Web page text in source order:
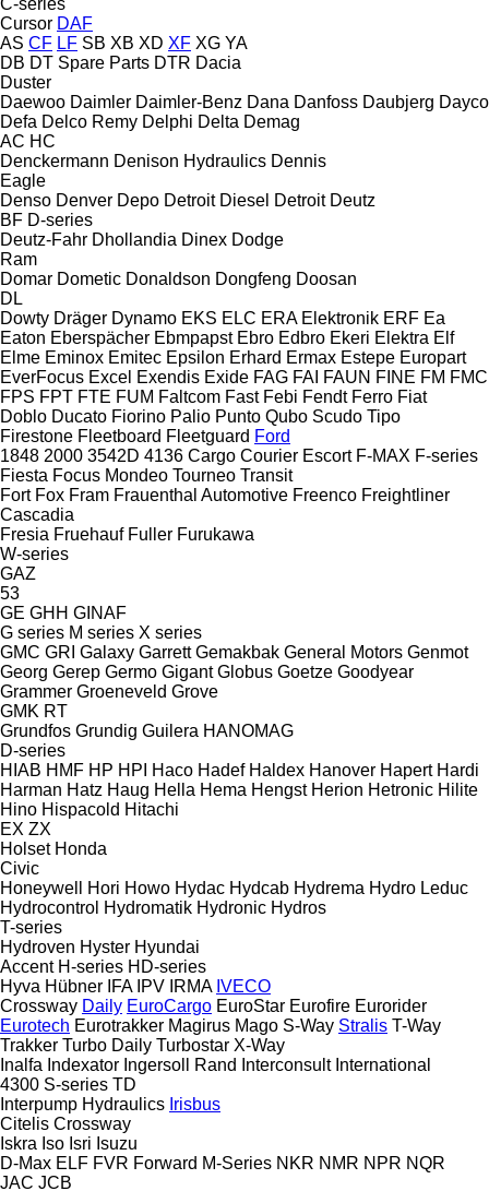
Cursor DAF
AS CF LF SB XB XD XF XG YA
DB DT Spare Parts DTR Dacia
Duster
Daewoo Daimler Daimler-Benz Dana Danfoss Daubjerg Dayco
Defa Delco Remy Delphi Delta Demag
AC HC
Denckermann Denison Hydraulics Dennis
Eagle
Denso Denver Depo Detroit Diesel Detroit Deutz
BF D-series
Deutz-Fahr Dhollandia Dinex Dodge
Ram
Domar Dometic Donaldson Dongfeng Doosan
DL
Dowty Dräger Dynamo EKS ELC ERA Elektronik ERF Ea
Eaton Eberspächer Ebmpapst Ebro Edbro Ekeri Elektra Elf
Elme Eminox Emitec Epsilon Erhard Ermax Estepe Europart
EverFocus Excel Exendis Exide FAG FAI FAUN FINE FM FMC
FPS FPT FTE FUM Faltcom Fast Febi Fendt Ferro Fiat
Doblo Ducato Fiorino Palio Punto Qubo Scudo Tipo
Firestone Fleetboard Fleetguard Ford
1848 2000 3542D 4136 Cargo Courier Escort F-MAX F-series
Fiesta Focus Mondeo Tourneo Transit
Fort Fox Fram Frauenthal Automotive Freenco Freightliner
Cascadia
Fresia Fruehauf Fuller Furukawa
W-series
GAZ
53
GE GHH GINAF
G series M series X series
GMC GRI Galaxy Garrett Gemakbak General Motors Genmot
Georg Gerep Germo Gigant Globus Goetze Goodyear
Grammer Groeneveld Grove
GMK RT
Grundfos Grundig Guilera HANOMAG
D-series
HIAB HMF HP HPI Haco Hadef Haldex Hanover Hapert Hardi
Harman Hatz Haug Hella Hema Hengst Herion Hetronic Hilite
Hino Hispacold Hitachi
EX ZX
Holset Honda
Civic
Honeywell
Hori Howo Hydac Hydcab Hydrema Hydro Leduc
Hydrocontrol Hydromatik Hydronic Hydros
T-series
Hydroven Hyster Hyundai
Accent H-series HD-series
Hyva Hübner IFA IPV IRMA IVECO
Crossway Daily EuroCargo EuroStar Eurofire Eurorider
Eurotech Eurotrakker Magirus Mago S-Way Stralis T-Way
Trakker Turbo Daily Turbostar X-Way
Inalfa Indexator Ingersoll Rand Interconsult International
4300 S-series TD
Interpump Hydraulics Irisbus
Citelis Crossway
Iskra Iso Isri Isuzu
D-Max ELF FVR Forward M-Series NKR NMR NPR NQR
JAC JCB